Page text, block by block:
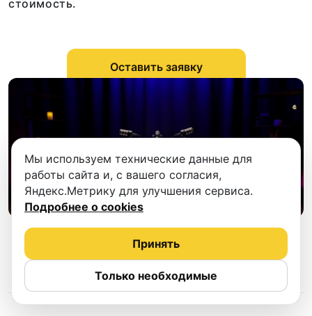
стоимость.
Оставить заявку
Мы используем технические данные для
работы сайта и, с вашего согласия,
Яндекс.Метрику для улучшения сервиса.
Подробнее о cookies
Только необходимые
Принять